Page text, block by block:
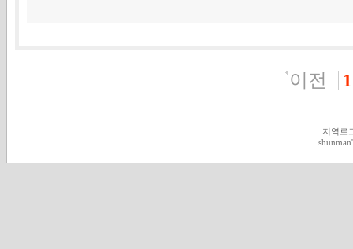
이전 1
지역로
shunman